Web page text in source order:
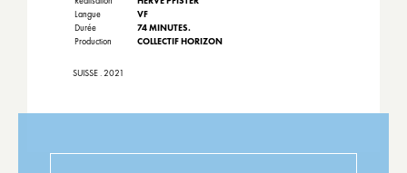
Langue
VF
Durée
74 MINUTES.
Production
COLLECTIF HORIZON
SUISSE . 2021